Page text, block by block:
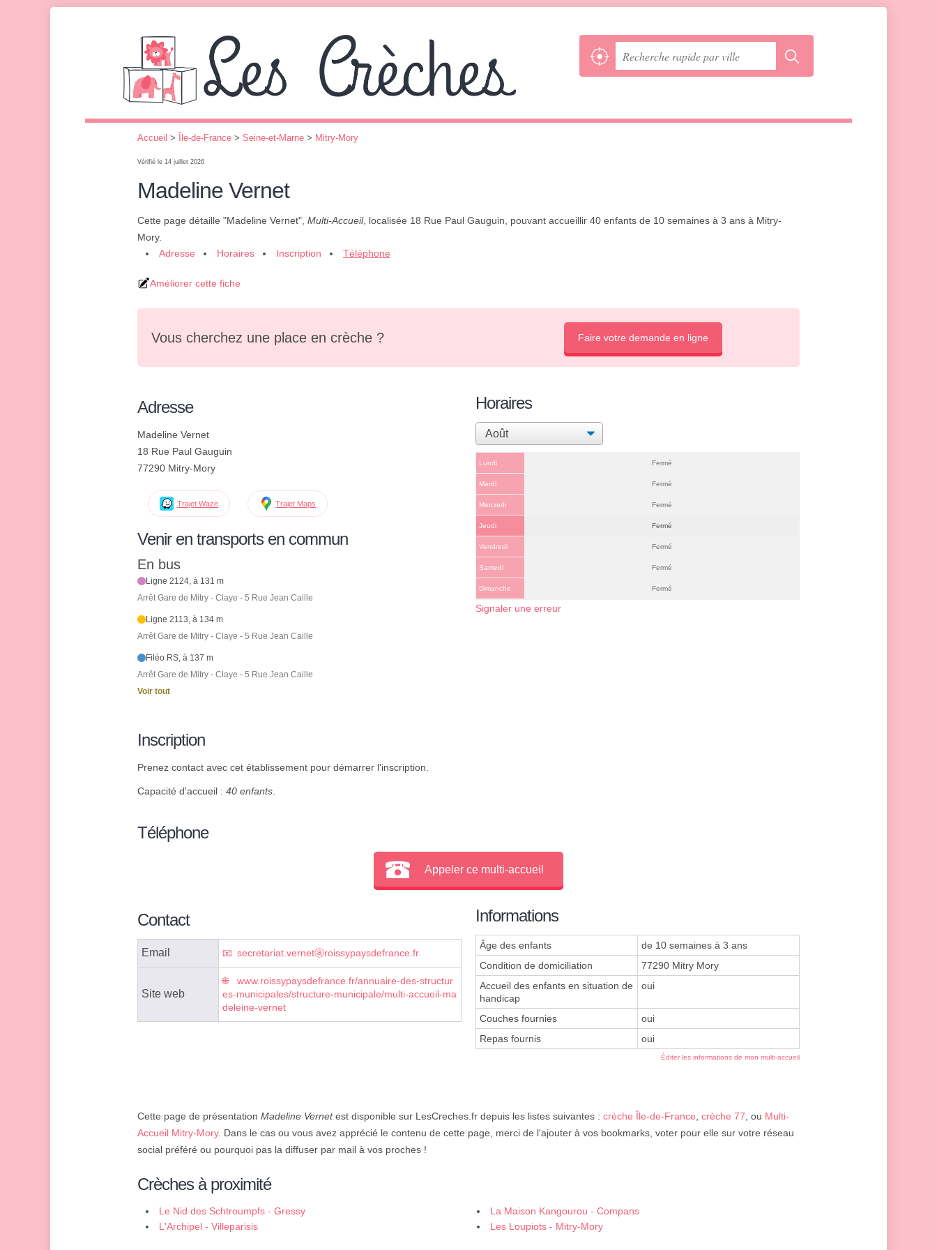
Accueil > Île-de-France > Seine-et-Marne > Mitry-Mory
Vérifié le 14 juillet 2026
Madeline Vernet
Cette page détaille "Madeline Vernet", Multi-Accueil, localisée 18 Rue Paul Gauguin, pouvant accueillir 40 enfants de 10 semaines à 3 ans à Mitry-
Mory.
Adresse
Horaires Inscription Téléphone
Améliorer cette fiche
Vous cherchez une place en crèche ? Faire votre demande en ligne
Adresse
Madeline Vernet
18 Rue Paul Gauguin
77290 Mitry-Mory
Trajet Waze Trajet Maps
Venir en transports en commun
En bus
Ligne 2124, à 131 m
Arrêt Gare de Mitry - Claye - 5 Rue Jean Caille
Ligne 2113, à 134 m
Arrêt Gare de Mitry - Claye - 5 Rue Jean Caille
Filéo RS, à 137 m
Arrêt Gare de Mitry - Claye - 5 Rue Jean Caille
Voir tout
Horaires
Lundi Fermé
Mardi Fermé
Mercredi Fermé
Jeudi Fermé
Vendredi Fermé
Samedi Fermé
Dimanche Fermé
Signaler une erreur
Inscription
Prenez contact avec cet établissement pour démarrer l'inscription.
Capacité d'accueil : 40 enfants.
Téléphone
Appeler ce multi-accueil
Contact
Email secretariat.vernetⓐroissypaysdefrance.fr
Site web
www.roissypaysdefrance.fr/annuaire-des-structur
es-municipales/structure-municipale/multi-accueil-ma
deleine-vernet
Informations
Âge des enfants
de 10 semaines à 3 ans
Condition de domiciliation
77290 Mitry Mory
Accueil des enfants en situation de
handicap
oui
Couches fournies
oui
Repas fournis
oui
Éditer les informations de mon multi-accueil
Cette page de présentation Madeline Vernetest disponible sur LesCreches.fr depuis les listes suivantes : crèche Île-de-France, crèche 77, ou Multi-
Accueil Mitry-Mory. Dans le cas ou vous avez apprécié le contenu de cette page, merci de l'ajouter à vos bookmarks, voter pour elle sur votre réseau
social préféré ou pourquoi pas la diffuser par mail à vos proches !
Crèches à proximité
Le Nid des Schtroumpfs - Gressy
La Maison Kangourou - Compans
L'Archipel - Villeparisis
Les Loupiots - Mitry-Mory